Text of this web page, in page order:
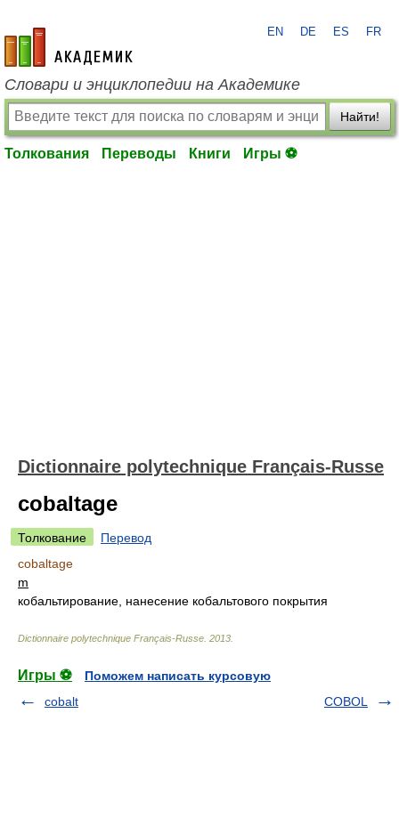
academic.ru
EN DE ES FR
Словари и энциклопедии на Академике
Найти!
Толкования Переводы Книги Игры ⚽
Dictionnaire polytechnique Français-Russe
cobaltage
Толкование
Перевод
cobaltage
m
кобальтирование, нанесение кобальтового покрытия
Dictionnaire polytechnique Français-Russe 2013
Игры ⚽
Поможем написать курсовую
cobalt
COBOL